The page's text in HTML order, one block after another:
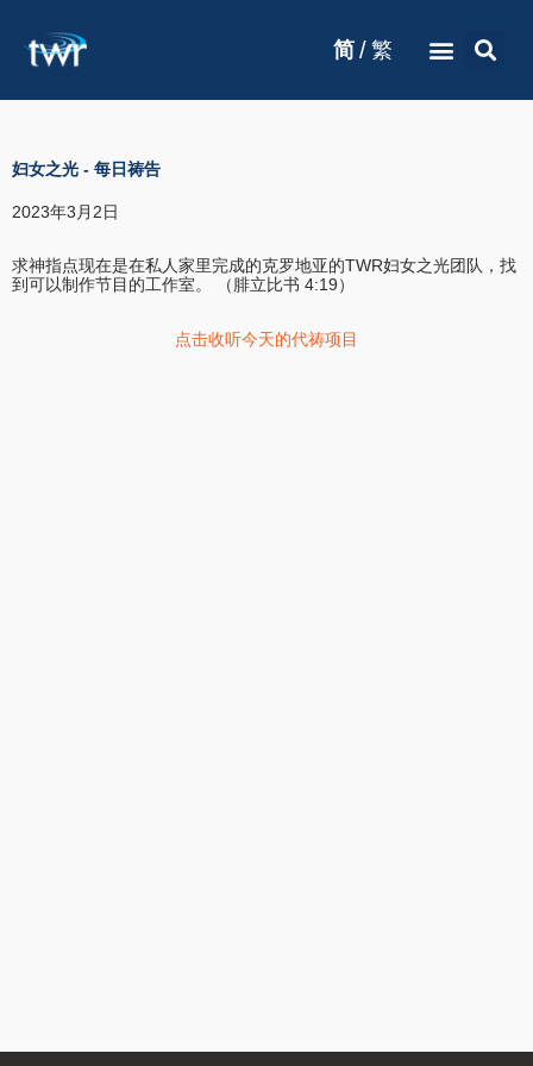
简 / 繁
妇女之光 - 每日祷告
2023年3月2日
求神指点现在是在私人家里完成的克罗地亚的TWR妇女之光团队，找
到可以制作节目的工作室。 （腓立比书 4:19）
点击收听今天的代祷项目